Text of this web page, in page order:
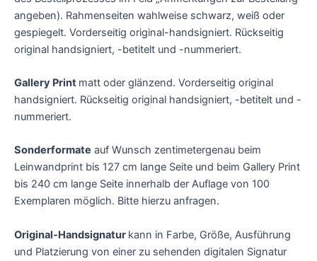
angeben). Rahmenseiten wahlweise schwarz, weiß oder
gespiegelt. Vorderseitig original-handsigniert. Rückseitig
original handsigniert, -betitelt und -nummeriert.
Gallery Print matt oder glänzend. Vorderseitig original
handsigniert. Rückseitig original handsigniert, -betitelt und -
nummeriert.
Sonderformate auf Wunsch zentimetergenau beim
Leinwandprint bis 127 cm lange Seite und beim Gallery Print
bis 240 cm lange Seite innerhalb der Auflage von 100
Exemplaren möglich. Bitte hierzu anfragen.
Original-Handsignatur kann in Farbe, Größe, Ausführung
und Platzierung von einer zu sehenden digitalen Signatur